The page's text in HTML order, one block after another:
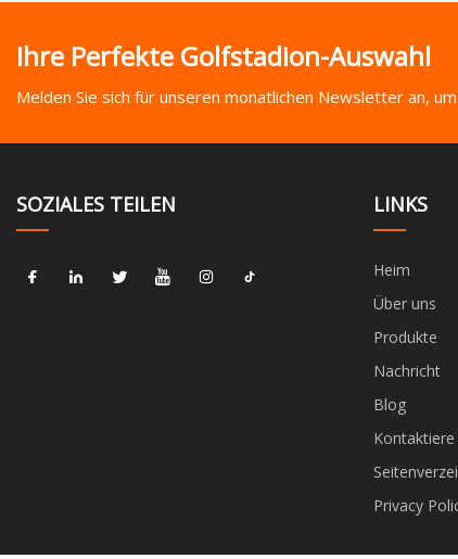
Ihre Perfekte Golfstadion-Auswahl
Melden Sie sich für unseren monatlichen Newsletter an,
SOZIALES TEILEN LINKS
Heim
Über uns
Produkte
Nachricht
Blog
Kontaktiere
Privacy